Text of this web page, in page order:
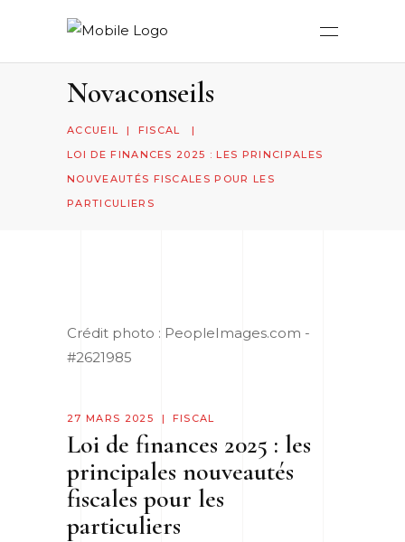
Novaconseils
ACCUEIL | FISCAL
|
LOI DE FINANCES 2025 : LES PRINCIPALES
NOUVEAUTÉS FISCALES POUR LES
PARTICULIERS
Crédit photo : PeopleImages.com -
#2621985
27 MARS 2025 FISCAL
Loi de finances 2025 : les
principales nouveautés
fiscales pour les
particuliers